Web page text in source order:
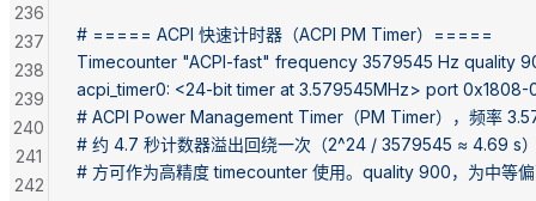
# ===== ACPI 快速计时器（ACPI PM Timer）=====
Timecounter "ACPI-fast" frequency 3579545 Hz quality
acpi_timer0: <24-bit timer at 3.579545MHz> port
# ACPI Power Management Timer（PM Timer），频率
# 约 4.7 秒计数器溢出回绕一次（2^24 / 3579545 ≈ 4.69 s
# 方可作为高精度 timecounter 使用。quality 900，为中等
236
237
238
239
240
241
242